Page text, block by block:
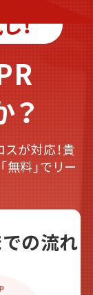
！
？
が対応！貴
料」でリー
の流れ